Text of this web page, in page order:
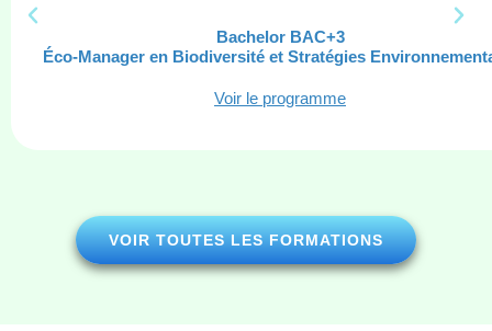
Bachelor BAC+3
Éco-Manager en Biodiversité et Stratégies
Voir le programme
VOIR TOUTES LES FORMATIONS